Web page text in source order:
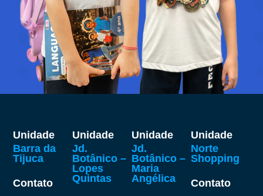
Unidade
Barra da
Tijuca
Contato
Unidade
Jd.
Botânico –
Lopes
Quintas
Unidade
Jd.
Botânico –
Maria
Angélica
Unidade
Norte
Shopping
Contato